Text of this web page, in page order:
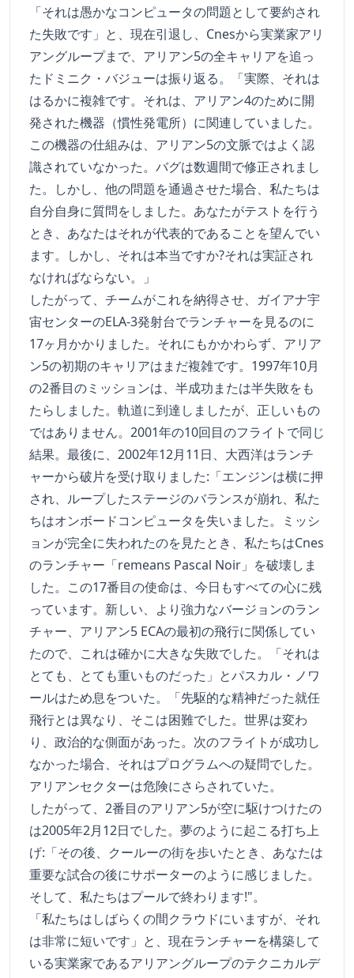
「それは愚かなコンピュータの問題として要約され
た失敗です」と、現在引退し、Cnesから実業家アリ
アングループまで、アリアン5の全キャリアを追っ
たドミニク・バジューは振り返る。「実際、それは
はるかに複雑です。それは、アリアン4のために開
発された機器（慣性発電所）に関連していました。
この機器の仕組みは、アリアン5の文脈ではよく認
識されていなかった。バグは数週間で修正されまし
た。しかし、他の問題を通過させた場合、私たちは
自分自身に質問をしました。あなたがテストを行う
とき、あなたはそれが代表的であることを望んでい
ます。しかし、それは本当ですか?それは実証され
なければならない。」
したがって、チームがこれを納得させ、ガイアナ宇
宙センターのELA-3発射台でランチャーを見るのに
17ヶ月かかりました。それにもかかわらず、アリア
ン5の初期のキャリアはまだ複雑です。1997年10月
の2番目のミッションは、半成功または半失敗をも
たらしました。軌道に到達しましたが、正しいもの
ではありません。2001年の10回目のフライトで同じ
結果。最後に、2002年12月11日、大西洋はランチ
ャーから破片を受け取りました:「エンジンは横に押
され、ループしたステージのバランスが崩れ、私た
ちはオンボードコンピュータを失いました。ミッシ
ョンが完全に失われたのを見たとき、私たちはCnes
のランチャー「remeans Pascal Noir」を破壊しま
した。この17番目の使命は、今日もすべての心に残
っています。新しい、より強力なバージョンのラン
チャー、アリアン5 ECAの最初の飛行に関係してい
たので、これは確かに大きな失敗でした。「それは
とても、とても重いものだった」とパスカル・ノワ
ールはため息をついた。「先駆的な精神だった就任
飛行とは異なり、そこは困難でした。世界は変わ
り、政治的な側面があった。次のフライトが成功し
なかった場合、それはプログラムへの疑問でした。
アリアンセクターは危険にさらされていた。
したがって、2番目のアリアン5が空に駆けつけたの
は2005年2月12日でした。夢のように起こる打ち上
げ:「その後、クールーの街を歩いたとき、あなたは
重要な試合の後にサポーターのように感じました。
そして、私たちはプールで終わります!"。
「私たちはしばらくの間クラウドにいますが、それ
は非常に短いです」と、現在ランチャーを構築して
いる実業家であるアリアングループのテクニカルデ